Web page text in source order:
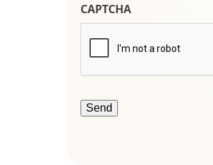
CAPTCHA